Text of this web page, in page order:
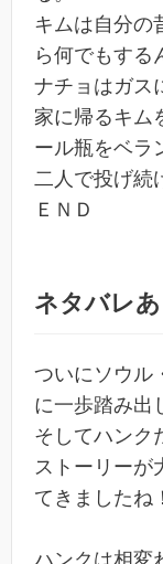
キムは自分の
ら何でもする
ナチョはガス
家に帰るキム
ール瓶をベラ
二人で投げ続
ＥＮＤ
ネタバレ
ついにソウル
に一歩踏み出
そしてハンク
ストーリーが
てきましたね！